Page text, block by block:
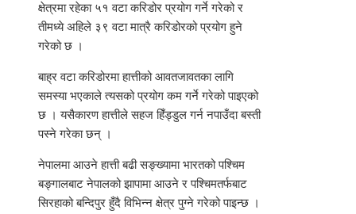
क्षेत्रमा रहेका ५१ वटा करिडोर प्रयोग गर्ने गरेको र
तीमध्ये अहिले ३९ वटा मात्रै करिडोरको प्रयोग हुने
गरेको छ ।
बाह्र वटा करिडोरमा हात्तीको आवतजावतका लागि
समस्या भएकाले त्यसको प्रयोग कम गर्ने गरेको पाइएको
छ । यसैकारण हात्तीले सहज हिँड्डुल गर्न नपाउँदा बस्ती
पस्ने गरेका छन् ।
नेपालमा आउने हात्ती बढी सङ्ख्यामा भारतको पश्चिम
बङ्गालबाट नेपालको झापामा आउने र पश्चिमतर्फबाट
सिरहाको बन्दिपुर हुँदै विभिन्न क्षेत्र पुग्ने गरेको पाइन्छ ।